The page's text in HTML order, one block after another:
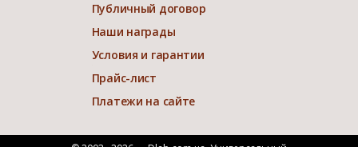
Публичный договор
Наши награды
Условия и гарантии
Прайс-лист
Платежи на сайте